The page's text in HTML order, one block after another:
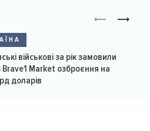
військові за рік замовили
Brave1 Market озброєння на
доларів